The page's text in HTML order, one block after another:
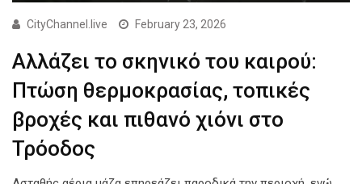
CityChannel.live February 23, 2026
Αλλάζει το σκηνικό του καιρού:
Πτώση θερμοκρασίας, τοπικές
βροχές και πιθανό χιόνι στο
Τρόοδος